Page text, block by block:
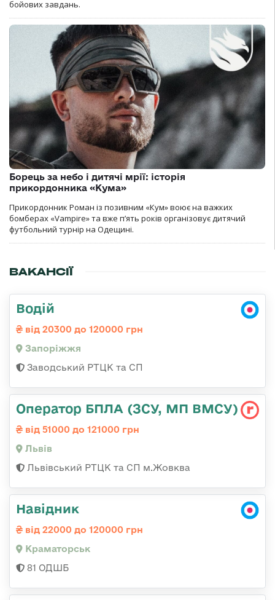
бойових завдань.
Борець за небо і дитячі мрії: історія
прикордонника «Кума»
Прикордонник Роман із позивним «Кум» воює на важких
бомберах «Vampire» та вже п’ять років організовує дитячий
футбольний турнір на Одещині.
ВАКАНСІЇ
Водій
від 20300 до 120000 грн
Запоріжжя
Заводський РТЦК та СП
Оператор БПЛА (ЗСУ, МП ВМСУ)
від 51000 до 121000 грн
Львів
Львівський РТЦК та СП м.Жовква
Навідник
від 22000 до 120000 грн
Краматорськ
81 ОДШБ